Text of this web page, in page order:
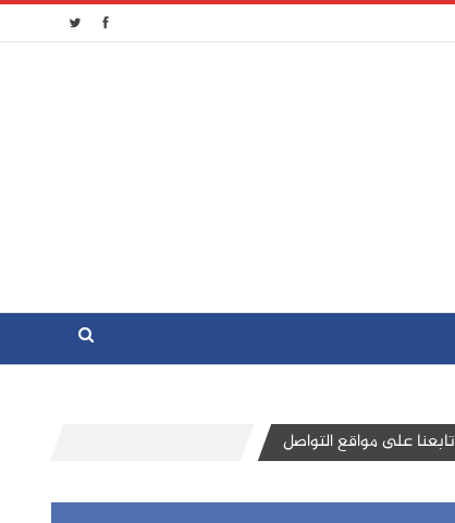
تابعنا على مواقع التواصل